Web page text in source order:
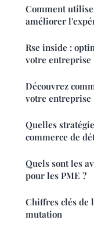
Comment
améliorer
Rse inside :
votre entreprise
Découvrez
votre entreprise
Quelles
commerce de
Quels sont les
pour les PME ?
Chiffres clés de
mutation